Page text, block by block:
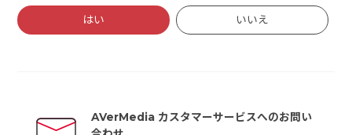
はい いいえ
AVerMedia カスタマーサービスへのお問い